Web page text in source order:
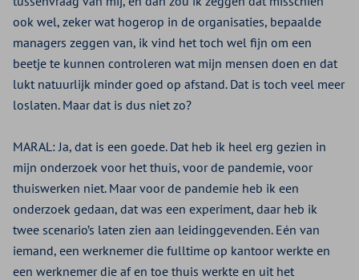
ook wel, zeker wat hogerop in de organisaties, bepaalde
managers zeggen van, ik vind het toch wel fijn om een
beetje te kunnen controleren wat mijn mensen doen en dat
lukt natuurlijk minder goed op afstand. Dat is toch veel meer
loslaten. Maar dat is dus niet zo?
MARAL: Ja, dat is een goede. Dat heb ik heel erg gezien in
mijn onderzoek voor het thuis, voor de pandemie, voor
thuiswerken niet. Maar voor de pandemie heb ik een
onderzoek gedaan, dat was een experiment, daar heb ik
twee scenario’s laten zien aan leidinggevenden. Eén van
iemand, een werknemer die fulltime op kantoor werkte en
een werknemer die af en toe thuis werkte en uit het